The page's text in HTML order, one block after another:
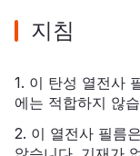
지침
1. 이 탄성 열전사
에는 적합하지 않
2. 이 열전사 필름